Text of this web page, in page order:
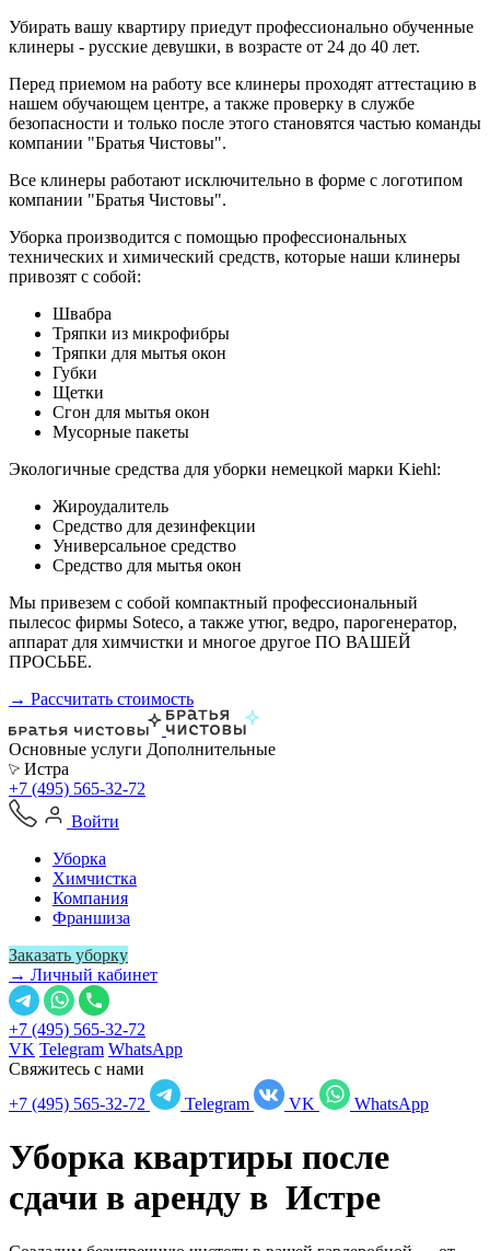
Убирать вашу квартиру приедут профессионально обученные
клинеры - русские девушки, в возрасте от 24 до 40 лет.
Перед приемом на работу все клинеры проходят аттестацию в
нашем обучающем центре, а также проверку в службе
безопасности и только после этого становятся частью команды
компании "Братья Чистовы".
Все клинеры работают исключительно в форме с логотипом
компании "Братья Чистовы".
Уборка производится с помощью профессиональных
технических и химический средств, которые наши клинеры
привозят с собой:
Швабра
Тряпки из микрофибры
Тряпки для мытья окон
Губки
Щетки
Сгон для мытья окон
Мусорные пакеты
Экологичные средства для уборки немецкой марки Kiehl:
Жироудалитель
Средство для дезинфекции
Универсальное средство
Средство для мытья окон
Мы привезем с собой компактный профессиональный
пылесос фирмы Soteco, а также утюг, ведро, парогенератор,
аппарат для химчистки и многое другое ПО ВАШЕЙ
ПРОСЬБЕ.
→ Рассчитать стоимость
Основные услуги Дополнительные
Истра
+7 (495) 565-32-72
Войти
Уборка
Химчистка
Компания
Франшиза
Заказать уборку
→ Личный кабинет
+7 (495) 565-32-72
VK Telegram WhatsApp
Свяжитесь с нами
+7 (495) 565-32-72
Telegram VK WhatsApp
Уборка квартиры после
сдачи в аренду в Истре